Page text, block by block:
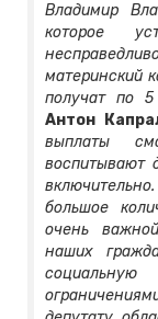
Владимир
которое
материнский
получат по
Антон
выплаты
воспитывают
большое
очень
наших